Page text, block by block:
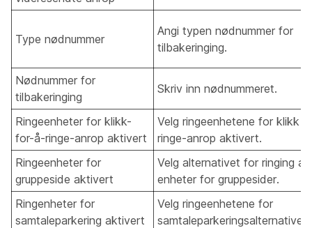
Type nødnummer
Angi typen nødnummer for
tilbakeringing.
Nødnummer for
tilbakeringing
Skriv inn nødnummeret.
Ringeenheter for klikk-
for-å-ringe-anrop aktivert
Velg ringeenhetene for klikk
ringe-anrop aktivert.
Ringeenheter for
gruppeside aktivert
Velg alternativet for ringing av
enheter for gruppesider.
Ringenheter for
samtaleparkering aktivert
Velg ringeenhetene for
samtaleparkeringsalternativet.